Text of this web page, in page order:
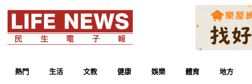
熱門 生活 文教 健康 娛樂 體育 地方